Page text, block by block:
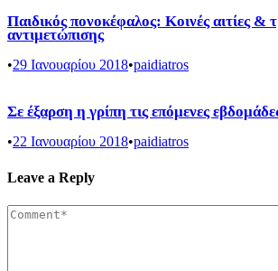
Παιδικός πονοκέφαλος: Κοινές αιτίες &
αντιμετώπισης
•29 Ιανουαρίου 2018•paidiatros
Σε έξαρση η γρίπη τις επόμενες
•22 Ιανουαρίου 2018•paidiatros
Leave a Reply